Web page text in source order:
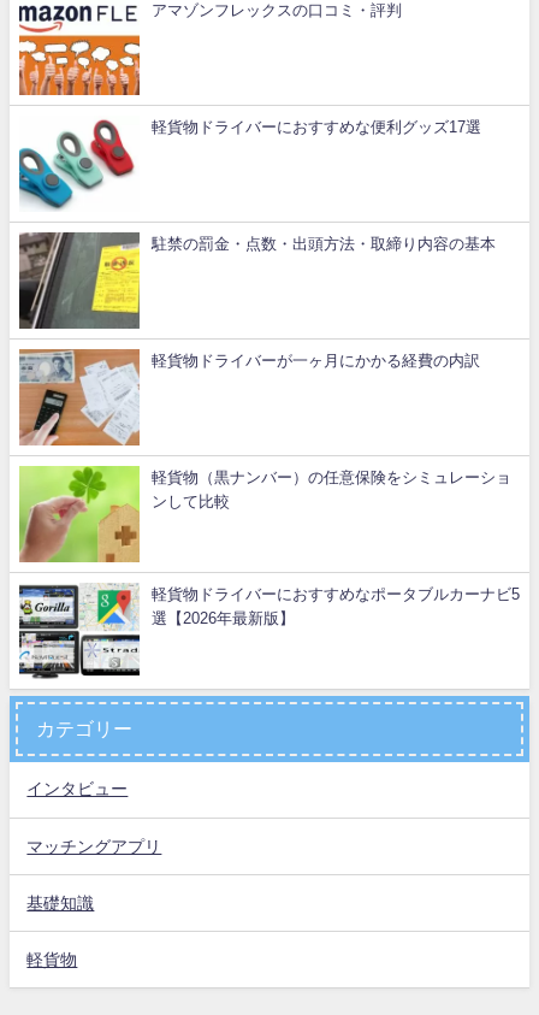
アマゾンフレックスの口コミ・評判
軽貨物ドライバーにおすすめな便利グッズ17選
駐禁の罰金・点数・出頭方法・取締り内容の基本
軽貨物ドライバーが一ヶ月にかかる経費の内訳
軽貨物（黒ナンバー）の任意保険をシミュレーショ
ンして比較
軽貨物ドライバーにおすすめなポータブルカーナビ5
選【2026年最新版】
カテゴリー
インタビュー
マッチングアプリ
基礎知識
軽貨物